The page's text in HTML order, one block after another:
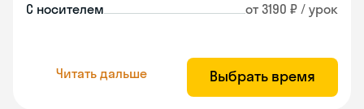
С носителем от 3190 ₽ / урок
Читать дальше Выбрать время